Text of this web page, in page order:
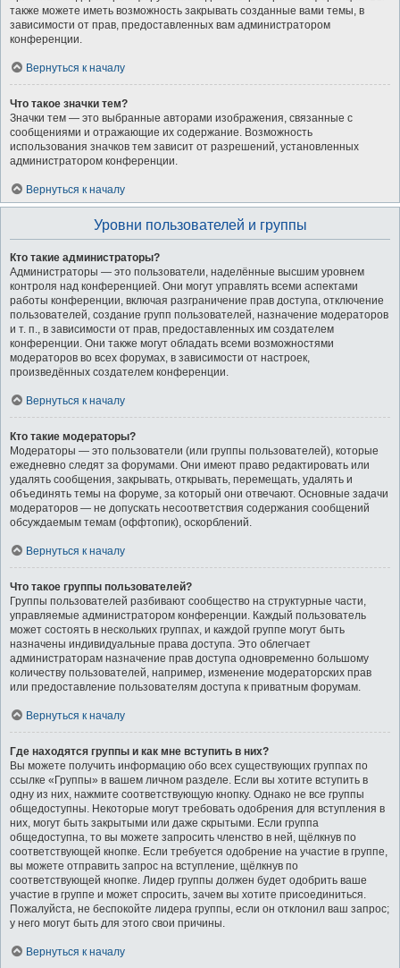
также можете иметь возможность закрывать созданные вами темы, в
зависимости от прав, предоставленных вам администратором
конференции.
Вернуться к началу
Что такое значки тем?
Значки тем — это выбранные авторами изображения, связанные с
сообщениями и отражающие их содержание. Возможность
использования значков тем зависит от разрешений, установленных
администратором конференции.
Вернуться к началу
Уровни пользователей и группы
Кто такие администраторы?
Администраторы — это пользователи, наделённые высшим уровнем
контроля над конференцией. Они могут управлять всеми аспектами
работы конференции, включая разграничение прав доступа, отключение
пользователей, создание групп пользователей, назначение модераторов
и т. п., в зависимости от прав, предоставленных им создателем
конференции. Они также могут обладать всеми возможностями
модераторов во всех форумах, в зависимости от настроек,
произведённых создателем конференции.
Вернуться к началу
Кто такие модераторы?
Модераторы — это пользователи (или группы пользователей), которые
ежедневно следят за форумами. Они имеют право редактировать или
удалять сообщения, закрывать, открывать, перемещать, удалять и
объединять темы на форуме, за который они отвечают. Основные задачи
модераторов — не допускать несоответствия содержания сообщений
обсуждаемым темам (оффтопик), оскорблений.
Вернуться к началу
Что такое группы пользователей?
Группы пользователей разбивают сообщество на структурные части,
управляемые администратором конференции. Каждый пользователь
может состоять в нескольких группах, и каждой группе могут быть
назначены индивидуальные права доступа. Это облегчает
администраторам назначение прав доступа одновременно большому
количеству пользователей, например, изменение модераторских прав
или предоставление пользователям доступа к приватным форумам.
Вернуться к началу
Где находятся группы и как мне вступить в них?
Вы можете получить информацию обо всех существующих группах по
ссылке «Группы» в вашем личном разделе. Если вы хотите вступить в
одну из них, нажмите соответствующую кнопку. Однако не все группы
общедоступны. Некоторые могут требовать одобрения для вступления в
них, могут быть закрытыми или даже скрытыми. Если группа
общедоступна, то вы можете запросить членство в ней, щёлкнув по
соответствующей кнопке. Если требуется одобрение на участие в группе,
вы можете отправить запрос на вступление, щёлкнув по
соответствующей кнопке. Лидер группы должен будет одобрить ваше
участие в группе и может спросить, зачем вы хотите присоединиться.
Пожалуйста, не беспокойте лидера группы, если он отклонил ваш запрос;
у него могут быть для этого свои причины.
Вернуться к началу